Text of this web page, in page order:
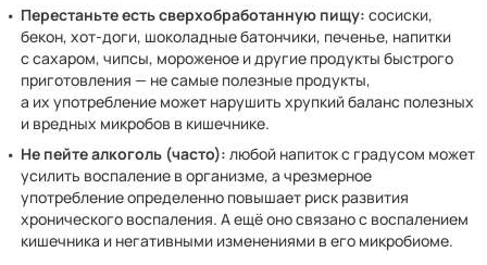
Перестаньте есть сверхобработанную пищу: сосиски,
бекон, хот-доги, шоколадные батончики, печенье, напитки
с сахаром, чипсы, мороженое и другие продукты быстрого
приготовления — не самые полезные продукты,
а их употребление может нарушить хрупкий баланс полезных
и вредных микробов в кишечнике.
Не пейте алкоголь (часто): любой напиток с градусом может
усилить воспаление в организме, а чрезмерное
употребление определенно повышает риск развития
хронического воспаления. А ещё оно связано с воспалением
кишечника и негативными изменениями в его микробиоме.